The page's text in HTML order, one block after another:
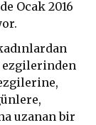
Ocak 2016
ezgilerinden
uzanan bir